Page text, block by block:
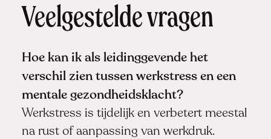
Veelgestelde vragen
Hoe kan ik als leidinggevende het
verschil zien tussen werkstress en een
mentale gezondheidsklacht?
Werkstress is tijdelijk en verbetert meestal
na rust of aanpassing van werkdruk.